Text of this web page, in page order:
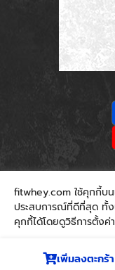
เพิ่มลงตะกร้า
© 2026. Fitwhey.com. All
fitwhey.com ใช้คุกกี้บน
ประสบการณ์ที่ดีที่สุด ทั้
คุกกี้ได้โดยดูวิธีการตั้งค่